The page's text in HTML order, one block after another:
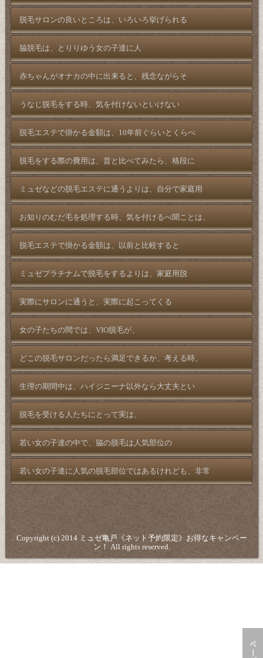
脱毛サロンの良いところは、いろいろ挙げられる
脇脱毛は、とりりゆう女の子達に人
赤ちゃんがオナカの中に出来ると、残念ながらそ
うなじ脱毛をする時、気を付けないといけない
脱毛エステで掛かる金額は、10年前ぐらいとくらべ
脱毛をする際の費用は、昔と比べてみたら、格段に
ミュゼなどの脱毛エステに通うよりは、自分で家庭用
お知りのむだ毛を処理する時、気を付けるべ聞ことは、
脱毛エステで掛かる金額は、以前と比較すると
ミュゼプラチナムで脱毛をするよりは、家庭用脱
実際にサロンに通うと、実際に起こってくる
女の子たちの間では、VIO脱毛が、
どこの脱毛サロンだったら満足できるか、考える時、
生理の期間中は、ハイジニーナ以外なら大丈夫とい
脱毛を受ける人たちにとって実は、
若い女の子達の中で、脇の脱毛は人気部位の
若い女の子達に人気の脱毛部位ではあるけれども、非常
Copyright (c) 2014 ミュゼ亀戸《ネット予約限定》お得なキャンペー
ン！ All rights reserved.